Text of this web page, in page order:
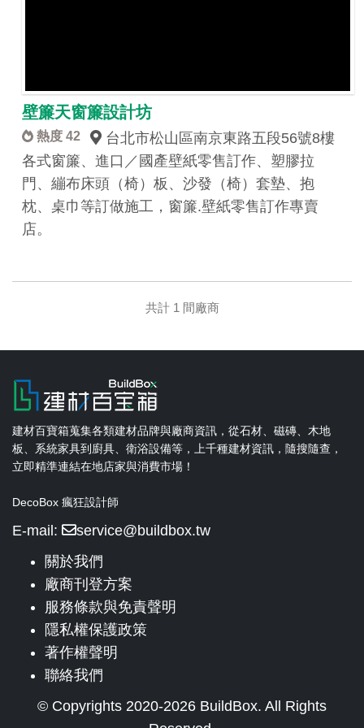
壁簾天窗簾設計坊
熱度 42
台北市松山區南京東路五段56號8樓
各式窗簾、進口／國產壁紙零售訂作、塑膠拉
門、繃布床頭（椅）板、沙發（椅）套墊、抱
枕、桌巾等訂做施工，窗簾.壁紙零售訂作專賣
店。
共計 1 間廠商
建材百寶箱蒐集各類建材品牌與廠商資訊，從石材、磁磚、木地
板、系統家具到廚具、衛浴設備等，上千種建材資訊，隨搜隨查，
立即精準連結在地店家與消費市場！
DecoBox 瘋狂設計師
E-mail:
service@buildbox.tw
關於我們
廠商刊登方案
服務條款與免責聲明
隱私權保護政策
著作權聲明
聯絡我們
© Copyrights 2020-2026 BuildBox. All Rights